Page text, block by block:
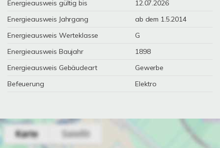
Energieausweis gültig bis
12.07.2026
Energieausweis Jahrgang
ab dem 1.5.2014
Energieausweis Werteklasse
G
Energieausweis Baujahr
1898
Energieausweis Gebäudeart
Gewerbe
Befeuerung
Elektro